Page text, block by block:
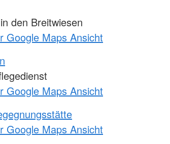
den Breitwiesen
Google Maps Ansicht
Google Maps Ansicht
Google Maps Ansicht